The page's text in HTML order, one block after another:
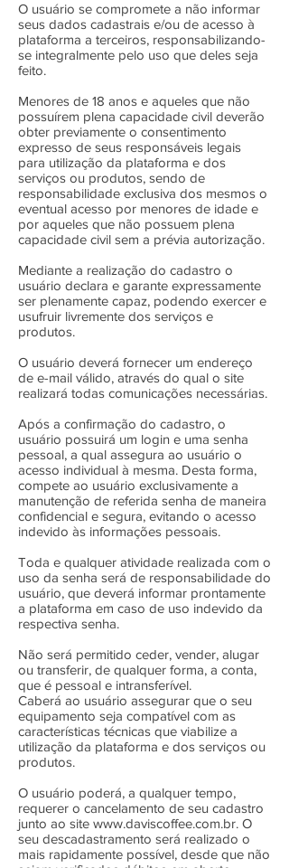
O usuário se compromete a não informar
seus dados cadastrais e/ou de acesso à
plataforma a terceiros, responsabilizando-
se integralmente pelo uso que deles seja
feito.
Menores de 18 anos e aqueles que não
possuírem plena capacidade civil deverão
obter previamente o consentimento
expresso de seus responsáveis legais
para utilização da plataforma e dos
serviços ou produtos, sendo de
responsabilidade exclusiva dos mesmos o
eventual acesso por menores de idade e
por aqueles que não possuem plena
capacidade civil sem a prévia autorização.
Mediante a realização do cadastro o
usuário declara e garante expressamente
ser plenamente capaz, podendo exercer e
usufruir livremente dos serviços e
produtos.
O usuário deverá fornecer um endereço
de e-mail válido, através do qual o site
realizará todas comunicações necessárias.
Após a confirmação do cadastro, o
usuário possuirá um login e uma senha
pessoal, a qual assegura ao usuário o
acesso individual à mesma. Desta forma,
compete ao usuário exclusivamente a
manutenção de referida senha de maneira
confidencial e segura, evitando o acesso
indevido às informações pessoais.
Toda e qualquer atividade realizada com o
uso da senha será de responsabilidade do
usuário, que deverá informar prontamente
a plataforma em caso de uso indevido da
respectiva senha.
Não será permitido ceder, vender, alugar
ou transferir, de qualquer forma, a conta,
que é pessoal e intransferível.
Caberá ao usuário assegurar que o seu
equipamento seja compatível com as
características técnicas que viabilize a
utilização da plataforma e dos serviços ou
produtos.
O usuário poderá, a qualquer tempo,
requerer o cancelamento de seu cadastro
junto ao site www.daviscoffee.com.br. O
seu descadastramento será realizado o
mais rapidamente possível, desde que não